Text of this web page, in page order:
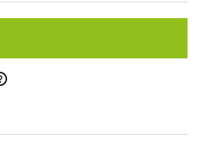
kosztów płatności